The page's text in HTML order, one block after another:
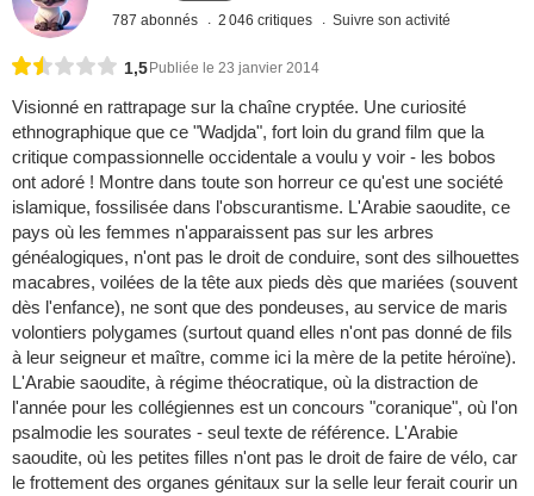
787 abonnés 2 046 critiques Suivre son activité
1,5 Publiée le 23 janvier 2014
Visionné en rattrapage sur la chaîne cryptée. Une curiosité
ethnographique que ce "Wadjda", fort loin du grand film que la
critique compassionnelle occidentale a voulu y voir - les bobos
ont adoré ! Montre dans toute son horreur ce qu'est une société
islamique, fossilisée dans l'obscurantisme. L'Arabie saoudite, ce
pays où les femmes n'apparaissent pas sur les arbres
généalogiques, n'ont pas le droit de conduire, sont des silhouettes
macabres, voilées de la tête aux pieds dès que mariées (souvent
dès l'enfance), ne sont que des pondeuses, au service de maris
volontiers polygames (surtout quand elles n'ont pas donné de fils
à leur seigneur et maître, comme ici la mère de la petite héroïne).
L'Arabie saoudite, à régime théocratique, où la distraction de
l'année pour les collégiennes est un concours "coranique", où l'on
psalmodie les sourates - seul texte de référence. L'Arabie
saoudite, où les petites filles n'ont pas le droit de faire de vélo, car
le frottement des organes génitaux sur la selle leur ferait courir un